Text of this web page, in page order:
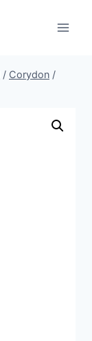
/ Corydon /